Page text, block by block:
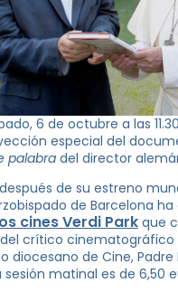
6 de octubre a las
especial del
palabra del director
de su estreno
de Barcelona
cines Verdi Park que
crítico cinematográfico
diocesano de Cine, Padre
matinal es de 6,50